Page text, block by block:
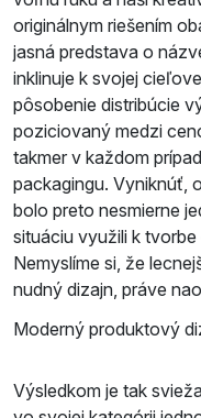
originálnym riešením
jasná predstava o
inklinuje k svojej
pôsobenie distribúcie
poziciovaný medzi
takmer v každom
packagingu. Vyniknúť,
bolo preto nesmierne
situáciu využili k
Nemyslíme si, že
nudný dizajn, práve
Moderný produktový
Výsledkom je tak